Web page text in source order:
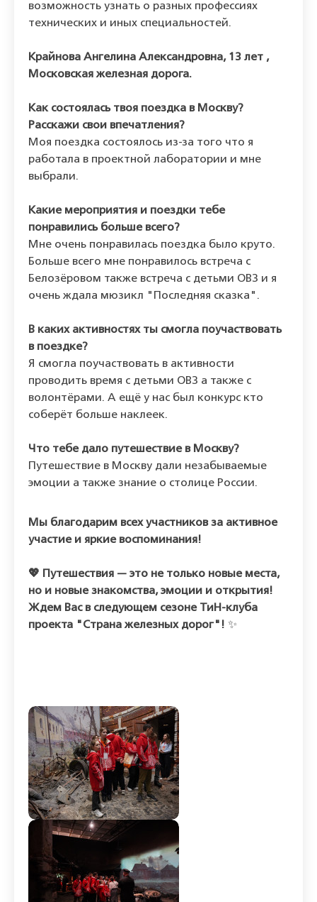
возможность узнать о разных профессиях
технических и иных специальностей.
Крайнова Ангелина Александровна, 13 лет ,
Московская железная дорога.
Как состоялась твоя поездка в Москву?
Расскажи свои впечатления?
Моя поездка состоялось из-за того что я
работала в проектной лаборатории и мне
выбрали.
Какие мероприятия и поездки тебе
понравились больше всего?
Мне очень понравилась поездка было круто.
Больше всего мне понравилось встреча с
Белозёровом также встреча с детьми ОВЗ и я
очень ждала мюзикл "Последняя сказка".
В каких активностях ты смогла поучаствовать
в поездке?
Я смогла поучаствовать в активности
проводить время с детьми ОВЗ а также с
волонтёрами. А ещё у нас был конкурс кто
соберёт больше наклеек.
Что тебе дало путешествие в Москву?
Путешествие в Москву дали незабываемые
эмоции а также знание о столице России.
Мы благодарим всех участников за активное
участие и яркие воспоминания!
💖 Путешествия — это не только новые места,
но и новые знакомства, эмоции и открытия!
Ждем Вас в следующем сезоне ТиН-клуба
проекта "Страна железных дорог"! ✨